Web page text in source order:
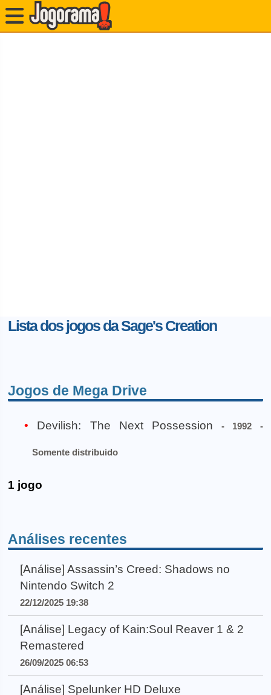
Lista dos jogos da Sage's Creation
Jogos de Mega Drive
Devilish: The Next Possession - 1992 -
Somente distribuido
1 jogo
Análises recentes
[Análise] Assassin’s Creed: Shadows no
Nintendo Switch 2
22/12/2025 19:38
[Análise] Legacy of Kain:Soul Reaver 1 & 2
Remastered
26/09/2025 06:53
[Análise] Spelunker HD Deluxe